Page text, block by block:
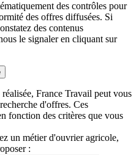
des contrôles pour
des offres diffusées. Si
des contenus
le signaler en cliquant sur
France Travail peut vous
d'offres. Ces
fonction des critères que vous
un métier d'ouvrier agricole,
: